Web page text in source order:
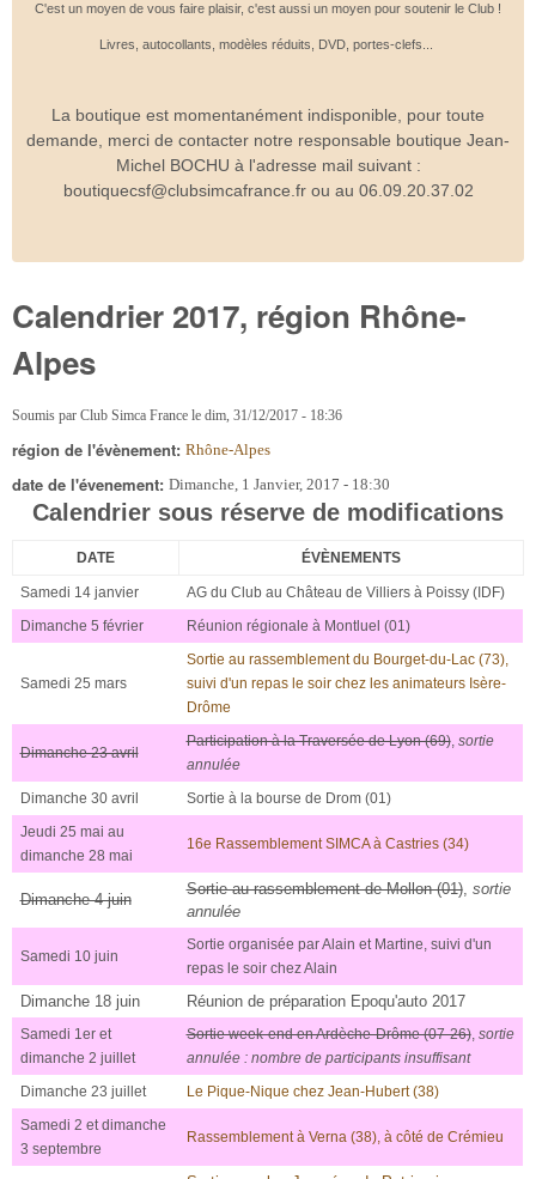
C'est un moyen de vous faire plaisir, c'est aussi un moyen pour soutenir le Club !
Livres, autocollants, modèles réduits, DVD, portes-clefs...
La boutique est momentanément indisponible, pour toute
demande, merci de contacter notre responsable boutique Jean-
Michel BOCHU à l'adresse mail suivant :
boutiquecsf@clubsimcafrance.fr ou au 06.09.20.37.02
Calendrier 2017, région Rhône-
Alpes
Soumis par Club Simca France le dim, 31/12/2017 - 18:36
région de l'évènement: Rhône-Alpes
date de l'évenement: Dimanche, 1 Janvier, 2017 - 18:30
Calendrier sous réserve de modifications
DATE ÉVÈNEMENTS
Samedi 14 janvier
AG du Club au Château de Villiers à Poissy (IDF)
Dimanche 5 février
Réunion régionale à Montluel (01)
Samedi 25 mars
Sortie au rassemblement du Bourget-du-Lac (73),
suivi d'un repas le soir chez les animateurs Isère-
Drôme
Dimanche 23 avril
Participation à la Traversée de Lyon (69), sortie
annulée
Dimanche 30 avril
Sortie à la bourse de Drom (01)
Jeudi 25 mai au
dimanche 28 mai
16e Rassemblement SIMCA à Castries (34)
Dimanche 4 juin
Sortie au rassemblement de Mollon (01), sortie
annulée
Samedi 10 juin
Sortie organisée par Alain et Martine, suivi d'un
repas le soir chez Alain
Dimanche 18 juin Réunion de préparation Epoqu'auto 2017
Samedi 1er et
dimanche 2 juillet
Sortie week-end en Ardèche-Drôme (07-26), sortie
annulée : nombre de participants insuffisant
Dimanche 23 juillet
Le Pique-Nique chez Jean-Hubert (38)
Samedi 2 et dimanche
3 septembre
Rassemblement à Verna (38), à côté de Crémieu